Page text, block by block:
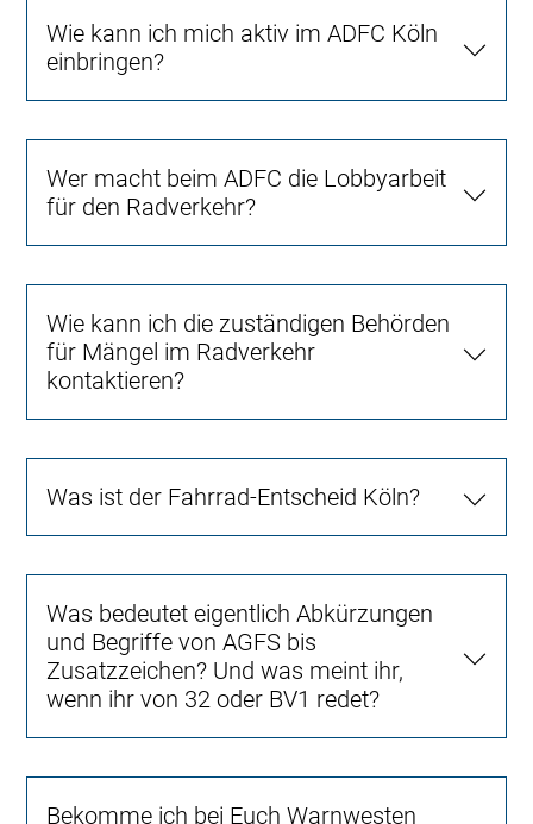
Wie kann ich mich aktiv im ADFC Köln
einbringen?
Wer macht beim ADFC die Lobbyarbeit
für den Radverkehr?
Wie kann ich die zuständigen Behörden
für Mängel im Radverkehr
kontaktieren?
Was ist der Fahrrad-Entscheid Köln?
Was bedeutet eigentlich Abkürzungen
und Begriffe von AGFS bis
Zusatzzeichen? Und was meint ihr,
wenn ihr von 32 oder BV1 redet?
Bekomme ich bei Euch Warnwesten